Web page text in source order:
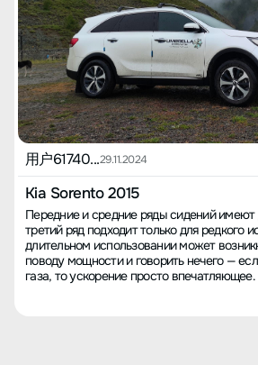
用户61740...29.11.2024
Kia Sorento 2015
Передние и средние ряды сидений имеют
третий ряд подходит только для редкого
длительном использовании может
поводу мощности и говорить нечего —
газа, то ускорение просто впечатляющее.